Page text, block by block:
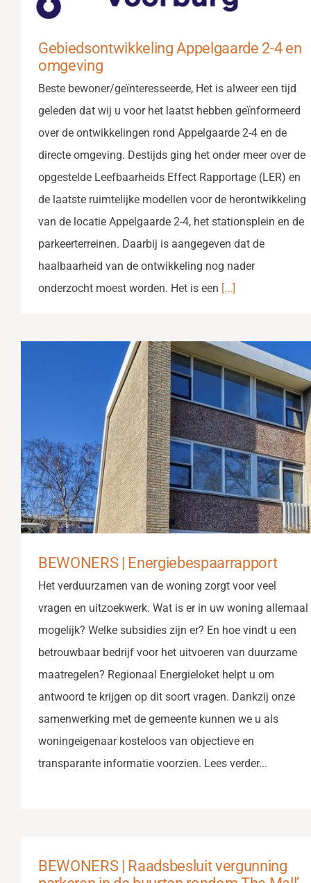
Gebiedsontwikkeling Appelgaarde 2-4 en
omgeving
Beste bewoner/geïnteresseerde, Het is alweer een tijd
geleden dat wij u voor het laatst hebben geïnformeerd
over de ontwikkelingen rond Appelgaarde 2-4 en de
directe omgeving. Destijds ging het onder meer over de
opgestelde Leefbaarheids Effect Rapportage (LER) en
de laatste ruimtelijke modellen voor de herontwikkeling
van de locatie Appelgaarde 2-4, het stationsplein en de
parkeerterreinen. Daarbij is aangegeven dat de
haalbaarheid van de ontwikkeling nog nader
onderzocht moest worden. Het is een [...]
BEWONERS | Energiebespaarrapport
Het verduurzamen van de woning zorgt voor veel
vragen en uitzoekwerk. Wat is er in uw woning allemaal
mogelijk? Welke subsidies zijn er? En hoe vindt u een
betrouwbaar bedrijf voor het uitvoeren van duurzame
maatregelen? Regionaal Energieloket helpt u om
antwoord te krijgen op dit soort vragen. Dankzij onze
samenwerking met de gemeente kunnen we u als
woningeigenaar kosteloos van objectieve en
transparante informatie voorzien. Lees verder...
BEWONERS | Raadsbesluit vergunning